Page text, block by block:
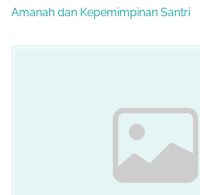
Amanah dan Kepemimpinan Santri